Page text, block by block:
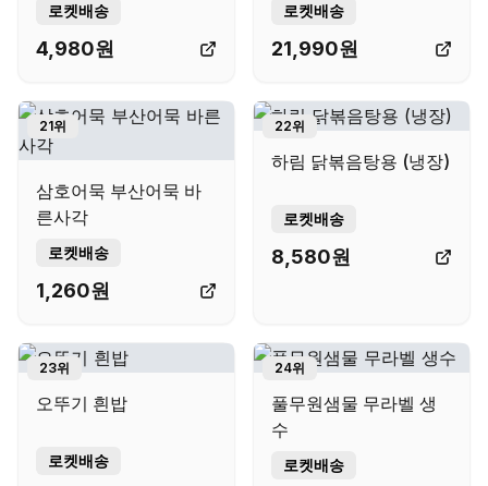
로켓배송
4,980원
로켓배송
21,990원
21위
삼호어묵 부산어묵 바
른사각
로켓배송
1,260원
22위
하림 닭볶음탕용 (냉장)
로켓배송
8,580원
23위
오뚜기 흰밥
로켓배송
24위
풀무원샘물 무라벨 생
수
로켓배송